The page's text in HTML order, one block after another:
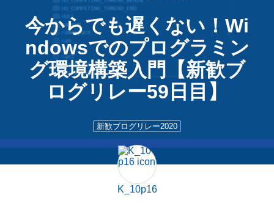
今からでも遅くない！Wi
ndowsでのプログラミン
グ環境構築入門【新歓ブ
ログリレー59日目】
新歓ブログリレー2020
K_10p16